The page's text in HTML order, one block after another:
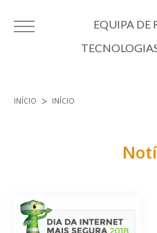
EQUIPA DE
INÍCIO INÍCIO
Páginas